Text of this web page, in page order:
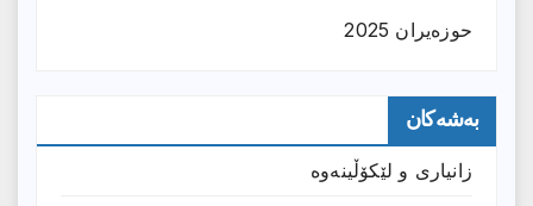
حوزه‌یران 2025
بەشەکان
زانیارى و لێکۆڵینەوە